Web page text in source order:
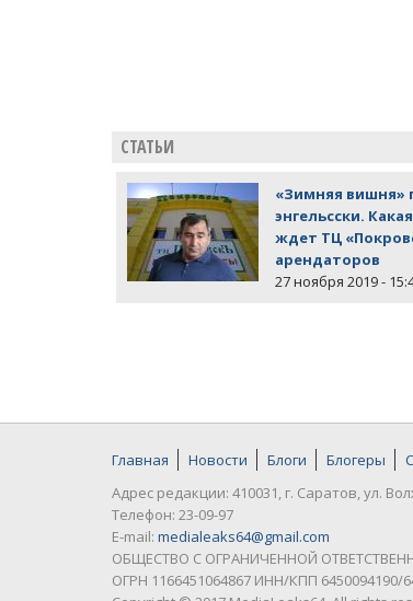
СТАТЬИ
«Зимняя вишня»
энгельсски.
ждет ТЦ
арендаторов
27 ноября 2019 -
Главная Новости Блоги Блогеры
Адрес редакции: 410031, г. Саратов, ул.
Телефон: 23-09-97
E-mail: medialeaks64@gmail.com
ОБЩЕСТВО С ОГРАНИЧЕННОЙ
ОГРН 1166451064867 ИНН/КПП 6450094190/